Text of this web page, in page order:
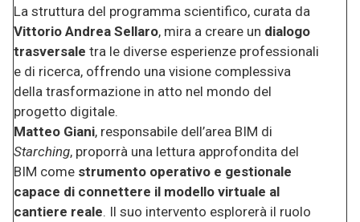
La struttura del programma scientifico, curata da
Vittorio Andrea Sellaro, mira a creare un dialogo
trasversale tra le diverse esperienze professionali
e di ricerca, offrendo una visione complessiva
della trasformazione in atto nel mondo del
progetto digitale.
Matteo Giani, responsabile dell’area BIM di
Starching, proporrà una lettura approfondita del
BIM come strumento operativo e gestionale
capace di connettere il modello virtuale al
cantiere reale. Il suo intervento esplorerà il ruolo